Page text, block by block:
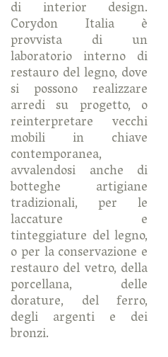
di interior design.
Corydon Italia è
provvista di un
laboratorio interno di
restauro del legno, dove
si possono realizzare
arredi su progetto, o
reinterpretare vecchi
mobili in chiave
contemporanea,
avvalendosi anche di
botteghe artigiane
tradizionali, per le
laccature e
tinteggiature del legno,
o per la conservazione e
restauro del vetro, della
porcellana, delle
dorature, del ferro,
degli argenti e dei
bronzi.